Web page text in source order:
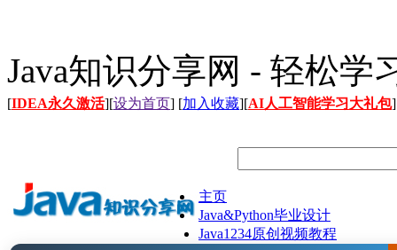
Java知识分享网 - 轻松学
[IDEA永久激活][设为首页] [加入收藏][AI人工智能学习大礼包]
主页
Java&Python毕业设计
Java1234原创视频教程